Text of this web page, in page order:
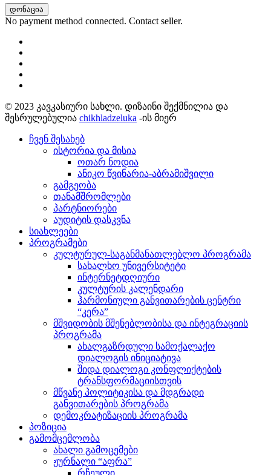
დონაცია
No payment method connected. Contact seller.
© 2023 კავკასიური სახლი. დიზაინი შექმნილია და
შესრულებულია chikhladzeluka -ის მიერ
ჩვენ შესახებ
ისტორია და მისია
ოთარ ნოდია
ანიკო წვინარია-აბრამიშვილი
გამგეობა
თანამშრომლები
პარტნიორები
აუდიტის დასკვნა
სიახლეები
პროგრამები
კულტურულ-საგანმანათლებლო პროგრამა
სახალხო უნივერსიტეტი
ინტერნეტდღიური
კულტურის კალენდარი
ჰარმონიული განვითარების ცენტრი
“კერა”
მშვიდობის მშენებლობისა და ინტეგრაციის
პროგრამა
ახალგაზრდული სამოქალაქო
დიალოგის ინიციატივა
შიდა დიალოგი კონფლიქტების
ტრანსფორმაციისთვის
მწვანე პოლიტიკისა და მდგრადი
განვითარების პროგრამა
დემოკრატიზაციის პროგრამა
პოზიცია
გამომცემლობა
ახალი გამოცემები
ჟურნალი “აფრა”